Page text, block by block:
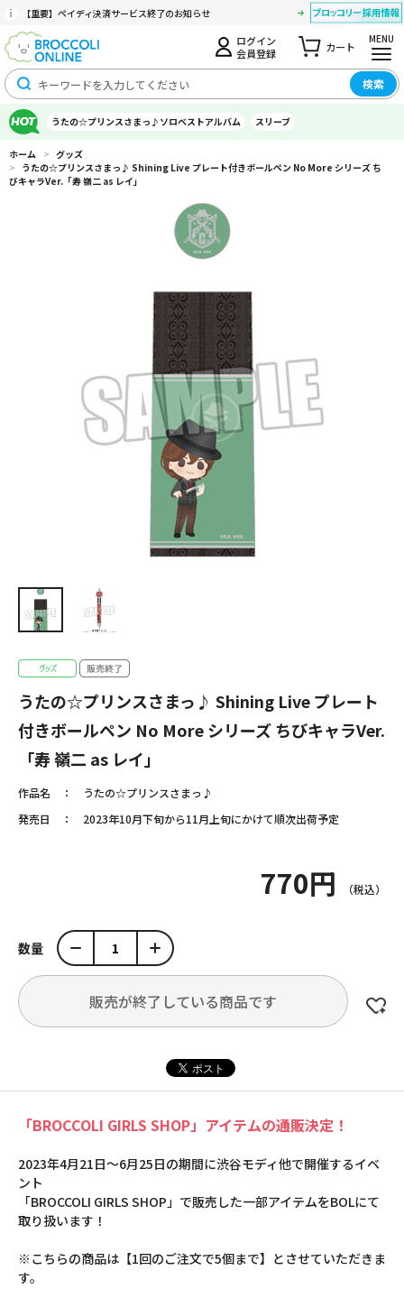
【重要】ペイディ決済サービス終了のお知らせ
ログイン
会員登録
カート
MENU
検索
うたの☆プリンスさまっ♪ソロベストアルバム スリーブ
ホーム > グッズ
> うたの☆プリンスさまっ♪ Shining Live プレート付きボールペン No More シリーズ ち
びキャラVer.「寿 嶺二 as レイ」
うたの☆プリンスさまっ♪ Shining Live プレート
付きボールペン No More シリーズ ちびキャラVer.
「寿 嶺二 as レイ」
作品名
うたの☆プリンスさまっ♪
発売日
2023年10月下旬から11月上旬にかけて順次出荷予定
770円
数量
販売が終了している商品です
「BROCCOLI GIRLS SHOP」アイテムの通販決定！
2023年4月21日～6月25日の期間に渋谷モディ他で開催するイベ
ント
「BROCCOLI GIRLS SHOP」で販売した一部アイテムをBOLにて
取り扱います！
※こちらの商品は【1回のご注文で5個まで】とさせていただきま
す。